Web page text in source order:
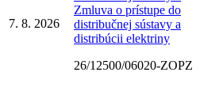
7. 8. 2026
Zmluva o prístupe do
distribučnej sústavy a
distribúcii elektriny
26/12500/06020-ZOPZ